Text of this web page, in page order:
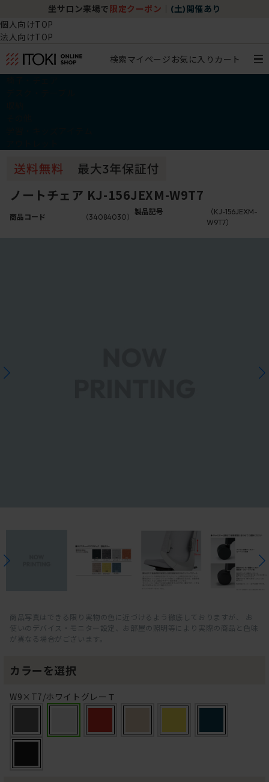
坐サロン来場で 限定クーポン (土)開催あり
個人向けTOP
法人向けTOP
検索マイページ お気に入り カート
ノートチェア KJ-156JEXM-W9T7
商品コード （34084030）
製品記号
（KJ-156JEXM-
W9T7）
商品写真はできる限り実物の色に近づけるよう徹底しておりますが、 お
使いのデバイス・モニター設定、お部屋の照明等により実際の商品と色味
が異なる場合がございます。
カラーを選択
W9×T7/ホワイトグレーＴ